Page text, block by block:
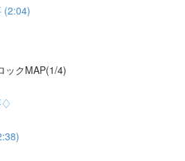
(2:04)
ックMAP(1/4)
♢